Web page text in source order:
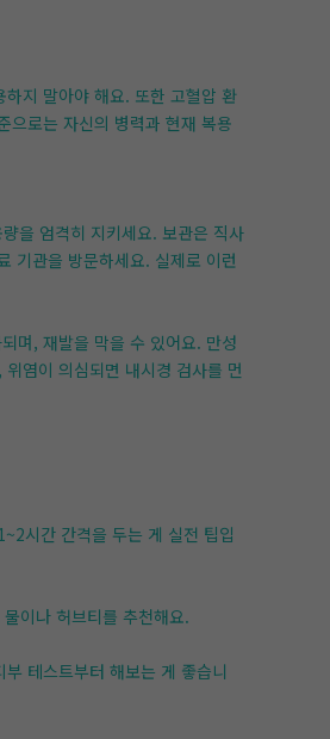
지 말아야 해요. 또한 고혈압 환
으로는 자신의 병력과 현재 복용
을 엄격히 지키세요. 보관은 직사
기관을 방문하세요. 실제로 이런
며, 재발을 막을 수 있어요. 만성
염이 의심되면 내시경 검사를 먼
시간 간격을 두는 게 실전 팁입
이나 허브티를 추천해요.
테스트부터 해보는 게 좋습니